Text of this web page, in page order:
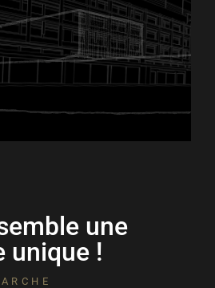
une
unique !